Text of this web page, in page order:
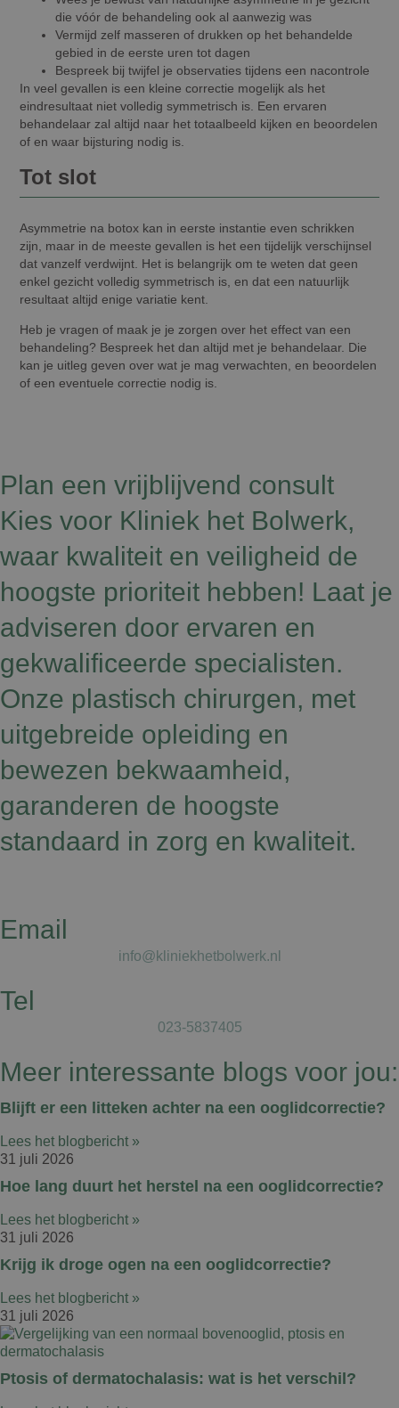
die vóór de behandeling ook al aanwezig was
Vermijd zelf masseren of drukken op het behandelde
gebied in de eerste uren tot dagen
Bespreek bij twijfel je observaties tijdens een nacontrole
In veel gevallen is een kleine correctie mogelijk als het
eindresultaat niet volledig symmetrisch is. Een ervaren
behandelaar zal altijd naar het totaalbeeld kijken en beoordelen
of en waar bijsturing nodig is.
Tot slot
Asymmetrie na botox kan in eerste instantie even schrikken
zijn, maar in de meeste gevallen is het een tijdelijk verschijnsel
dat vanzelf verdwijnt. Het is belangrijk om te weten dat geen
enkel gezicht volledig symmetrisch is, en dat een natuurlijk
resultaat altijd enige variatie kent.
Heb je vragen of maak je je zorgen over het effect van een
behandeling? Bespreek het dan altijd met je behandelaar. Die
kan je uitleg geven over wat je mag verwachten, en beoordelen
of een eventuele correctie nodig is.
Plan een vrijblijvend consult
Kies voor Kliniek het Bolwerk,
waar kwaliteit en veiligheid de
hoogste prioriteit hebben! Laat je
adviseren door ervaren en
gekwalificeerde specialisten.
Onze plastisch chirurgen, met
uitgebreide opleiding en
bewezen bekwaamheid,
garanderen de hoogste
standaard in zorg en kwaliteit.
Email
info@kliniekhetbolwerk.nl
Tel
023-5837405
Meer interessante blogs voor jou:
Blijft er een litteken achter na een ooglidcorrectie?
Lees het blogbericht »
31 juli 2026
Hoe lang duurt het herstel na een ooglidcorrectie?
Lees het blogbericht »
31 juli 2026
Krijg ik droge ogen na een ooglidcorrectie?
Lees het blogbericht »
31 juli 2026
Ptosis of dermatochalasis: wat is het verschil?